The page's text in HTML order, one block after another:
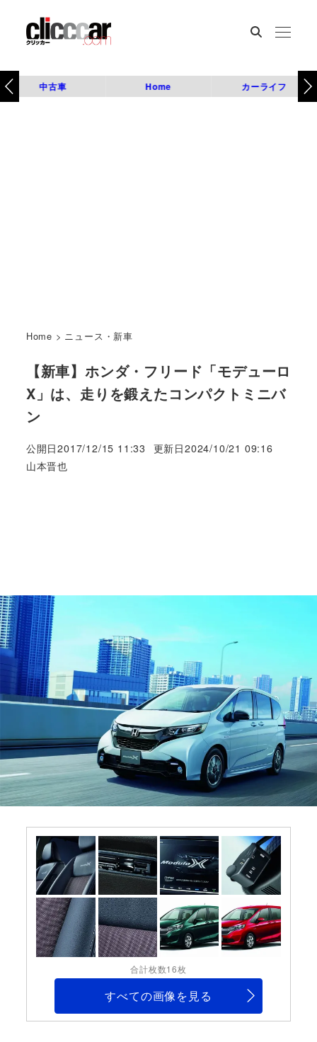
中古車 Home カーライフ
Home > ニュース・新車
【新車】ホンダ・フリード「モデューロ
X」は、走りを鍛えたコンパクトミニバ
ン
公開日2017/12/15 11:33 更新日2024/10/21 09:16
著
山本晋也
合計枚数16枚
すべての画像を見る